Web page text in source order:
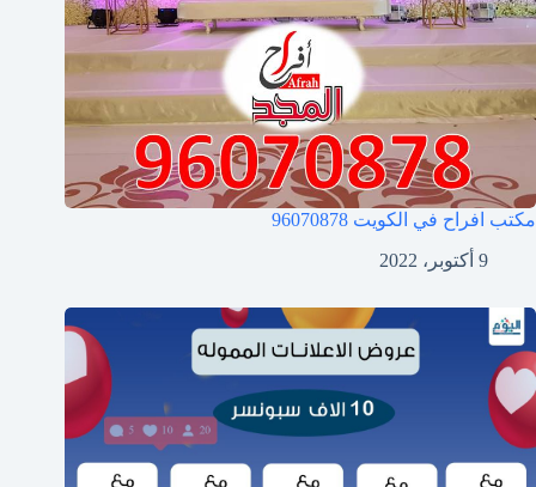
مكتب افراح في الكويت 96070878
9 أكتوبر، 2022